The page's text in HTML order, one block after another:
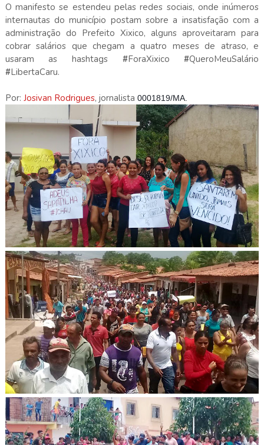
O manifesto se estendeu pelas redes sociais, onde inúmeros
internautas do município postam sobre a insatisfação com a
administração do Prefeito Xixico, alguns aproveitaram para
cobrar salários que chegam a quatro meses de atraso, e
usaram as hashtags #ForaXixico#QueroMeuSalário
#LibertaCaru.
Por: Josivan Rodrigues, jornalista 0001819/MA.